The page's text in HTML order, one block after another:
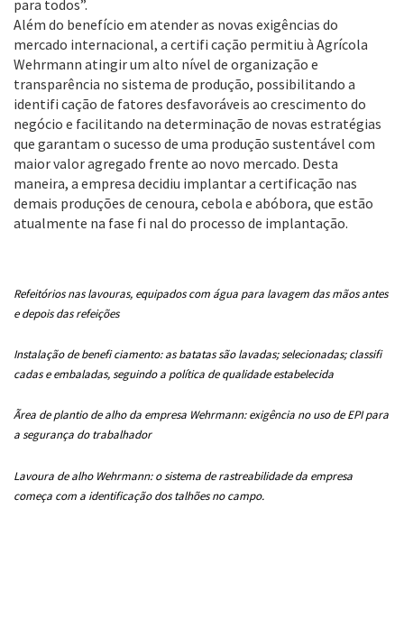
para todos”.
Além do benefício em atender as novas exigências do
mercado internacional, a certifi cação permitiu à Agrícola
Wehrmann atingir um alto nível de organização e
transparência no sistema de produção, possibilitando a
identifi cação de fatores desfavoráveis ao crescimento do
negócio e facilitando na determinação de novas estratégias
que garantam o sucesso de uma produção sustentável com
maior valor agregado frente ao novo mercado. Desta
maneira, a empresa decidiu implantar a certificação nas
demais produções de cenoura, cebola e abóbora, que estão
atualmente na fase fi nal do processo de implantação.
Refeitórios nas lavouras, equipados com água para lavagem das mãos antes
e depois dasrefeições
Instalação de benefi ciamento: as batatas sãolavadas; selecionadas; classifi
cadas e embaladas,seguindo a política de qualidade estabelecida
Ãrea de plantio de alho da empresa Wehrmann:exigência no uso de EPI para
a segurança dotrabalhador
Lavoura de alho Wehrmann: o sistema derastreabilidade da empresa
começa com a identificação dos talhões no campo.